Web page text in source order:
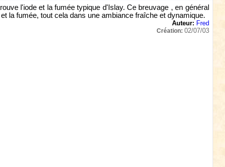
l'iode et la fumée typique d'Islay. Ce breuvage , en général
la fumée, tout cela dans une ambiance fraîche et dynamique.
Auteur: Fred
Création: 02/07/03